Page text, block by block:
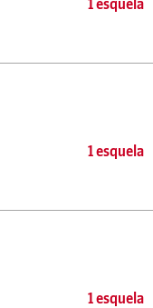
1 esquela
1 esquela